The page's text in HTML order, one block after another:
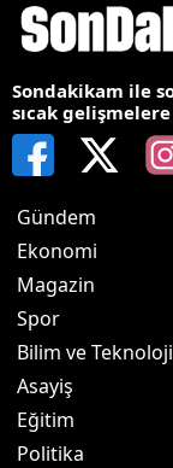
Sondakikam ile
sıcak
Gündem
Ekonomi
Magazin
Spor
Bilim ve Teknoloji
Asayiş
Eğitim
Politika